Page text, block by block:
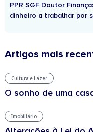
PPR SGF Doutor
dinheiro a trabalhar por
Artigos mais
Cultura e Lazer
O sonho de uma
Imobiliário